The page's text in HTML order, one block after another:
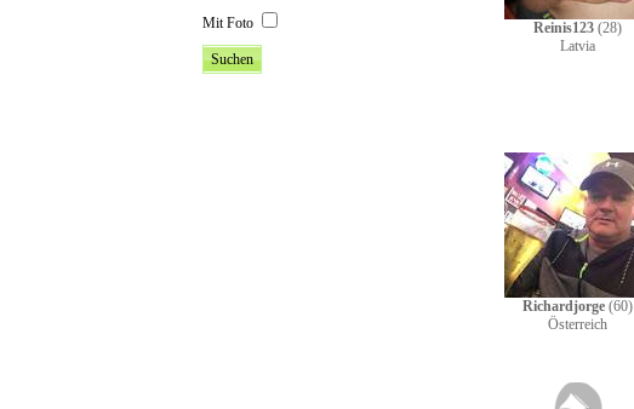
Mit Foto Reinis123(28)
Latvia
Richardjorge(60)
Österreich